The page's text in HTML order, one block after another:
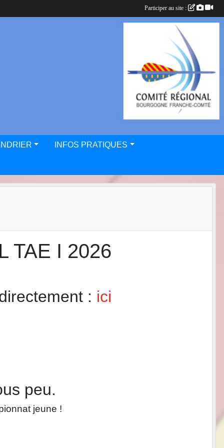
INFOS PRATIQUES
TAE I 2026
: ici
peu.
jeune !
Participer au site :